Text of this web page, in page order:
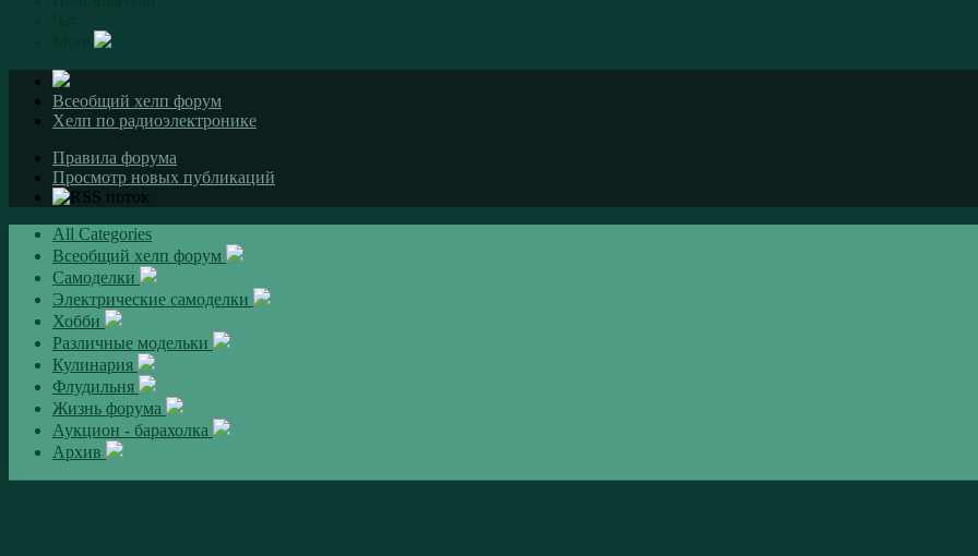
Всеобщий хелп форум
Хелп по радиоэлектронике
Правила форума
Просмотр новых публикаций
All Categories
Всеобщий хелп форум
Самоделки
Электрические самоделки
Хобби
Различные модельки
Кулинария
Флудильня
Жизнь форума
Аукцион - барахолка
Архив